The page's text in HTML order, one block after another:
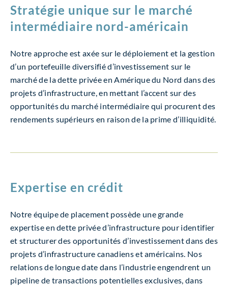
Stratégie unique sur le marché
intermédiaire nord-américain
Notre approche est axée sur le déploiement et la gestion
d’un portefeuille diversifié d’investissement sur le
marché de la dette privée en Amérique du Nord dans des
projets d’infrastructure, en mettant l’accent sur des
opportunités du marché intermédiaire qui procurent des
rendements supérieurs en raison de la prime d’illiquidité.
Expertise en crédit
Notre équipe de placement possède une grande
expertise en dette privée d’infrastructure pour identifier
et structurer des opportunités d’investissement dans des
projets d’infrastructure canadiens et américains. Nos
relations de longue date dans l’industrie engendrent un
pipeline de transactions potentielles exclusives, dans